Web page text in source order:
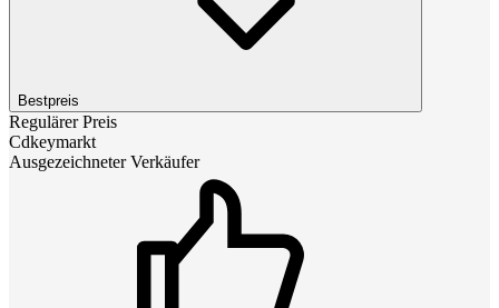
Bestpreis
Regulärer Preis
Cdkeymarkt
Ausgezeichneter Verkäufer